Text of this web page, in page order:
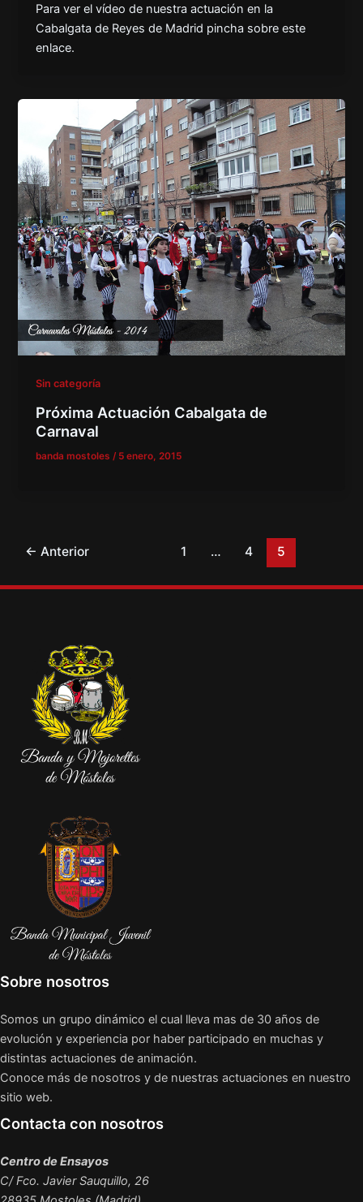
Para ver el vídeo de nuestra actuación en la
Cabalgata de Reyes de Madrid pincha sobre este
enlace.
Sin categoría
Próxima Actuación Cabalgata de
Carnaval
banda mostoles/ 5 enero, 2015
← Anterior 1 … 4 5
Sobre nosotros
Somos un grupo dinámico el cual lleva mas de 30 años de
evolución y experiencia por haber participado en muchas y
distintas actuaciones de animación.
Conoce más de nosotros y de nuestras actuaciones en nuestro
sitio web.
Contacta con nosotros
Centro de Ensayos
C/ Fco. Javier Sauquillo, 26